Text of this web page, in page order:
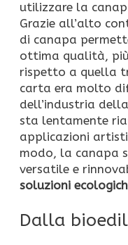
utilizzare la
Grazie all’alto
di canapa
ottima qualità,
rispetto a quella
carta era molto
dell’industria
sta lentamente
applicazioni
modo, la canapa
versatile e
soluzioni
Dalla